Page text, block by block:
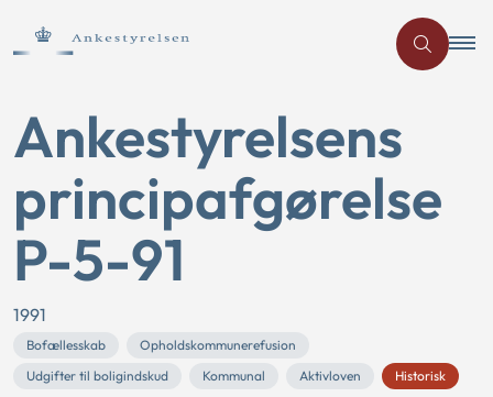
Ankestyrelsens
principafgørelse
P-5-91
1991
Bofællesskab
Opholdskommunerefusion
Udgifter til boligindskud
Kommunal Aktivloven Historisk